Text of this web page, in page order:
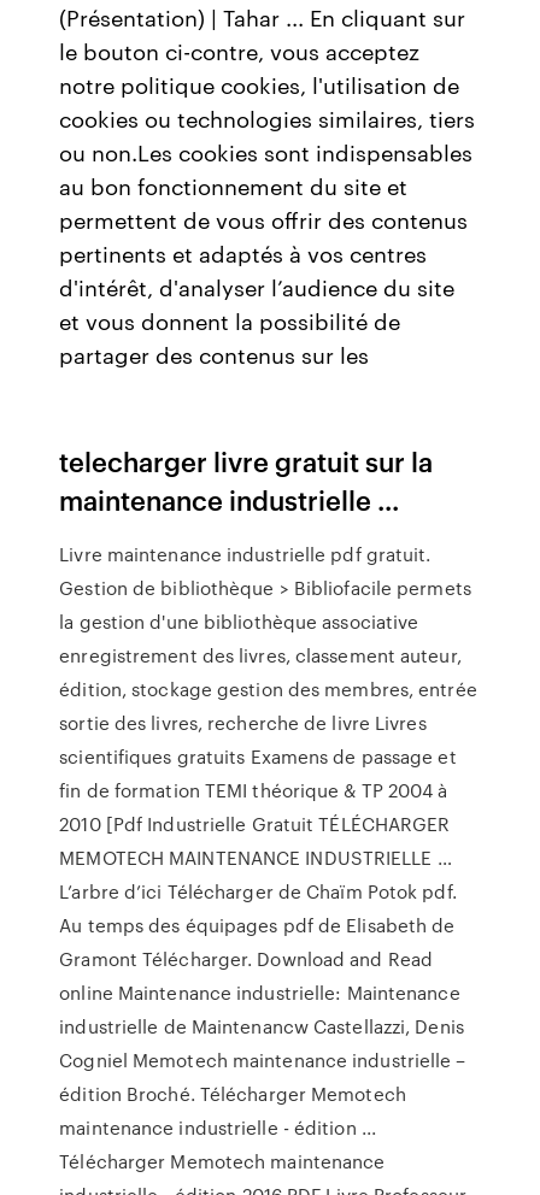
(Présentation) | Tahar ... En cliquant sur
le bouton ci-contre, vous acceptez
notre politique cookies, l'utilisation de
cookies ou technologies similaires, tiers
ou non.Les cookies sont indispensables
au bon fonctionnement du site et
permettent de vous offrir des contenus
pertinents et adaptés à vos centres
d'intérêt, d'analyser l’audience du site
et vous donnent la possibilité de
partager des contenus sur les
telecharger livre gratuit sur la
maintenance industrielle ...
Livre maintenance industrielle pdf gratuit.
Gestion de bibliothèque > Bibliofacile permets
la gestion d'une bibliothèque associative
enregistrement des livres, classement auteur,
édition, stockage gestion des membres, entrée
sortie des livres, recherche de livre Livres
scientifiques gratuits Examens de passage et
fin de formation TEMI théorique & TP 2004 à
2010 [Pdf Industrielle Gratuit TÉLÉCHARGER
MEMOTECH MAINTENANCE INDUSTRIELLE …
L’arbre d’ici Télécharger de Chaïm Potok pdf.
Au temps des équipages pdf de Elisabeth de
Gramont Télécharger. Download and Read
online Maintenance industrielle: Maintenance
industrielle de Maintenancw Castellazzi, Denis
Cogniel Memotech maintenance industrielle –
édition Broché. Télécharger Memotech
maintenance industrielle - édition ...
Télécharger Memotech maintenance